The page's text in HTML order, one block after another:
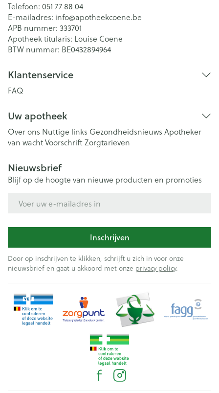
Telefoon: 051 77 88 04
E-mailadres: info@apotheekcoene.be
APB nummer: 333701
Apotheek titularis: Louise Coene
BTW nummer: BE0432894964
Klantenservice
FAQ
Uw apotheek
Over ons Nuttige links Gezondheidsnieuws Apotheker
van wachtVoorschriftZorgtarieven
Nieuwsbrief
Blijf op de hoogte van nieuwe producten en promoties
Inschrijven
Door op inschrijven te klikken, schrijft u zich in voor onze
nieuwsbrief en gaat u akkoord met onze privacy policy.